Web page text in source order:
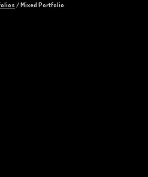
/Mixed Portfolio